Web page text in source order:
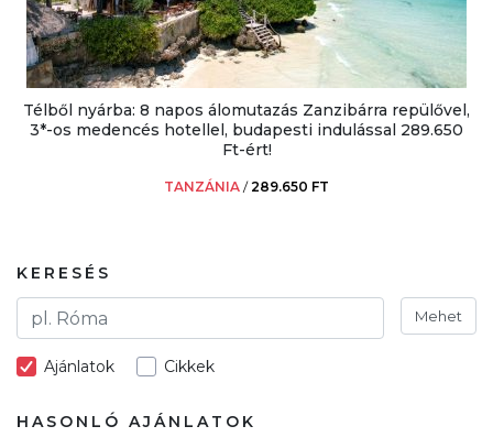
Télből nyárba: 8 napos álomutazás Zanzibárra repülővel,
3*-os medencés hotellel, budapesti indulással 289.650
Ft-ért!
TANZÁNIA /289.650 FT
KERESÉS
Mehet
Ajánlatok Cikkek
HASONLÓ AJÁNLATOK